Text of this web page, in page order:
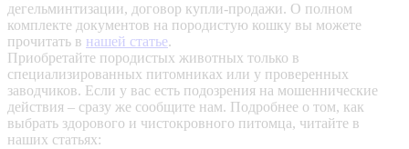
дегельминтизации, договор купли-продажи. О полном
комплекте документов на породистую кошку вы можете
прочитать в нашей статье.
Приобретайте породистых животных только в
специализированных питомниках или у проверенных
заводчиков. Если у вас есть подозрения на мошеннические
действия – сразу же сообщите нам. Подробнее о том, как
выбрать здорового и чистокровного питомца, читайте в
наших статьях: